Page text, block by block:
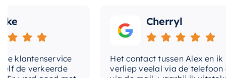
verkeerde
Cherryl
Het contact tussen Alex en ik
verliep veelal via de telefoon en